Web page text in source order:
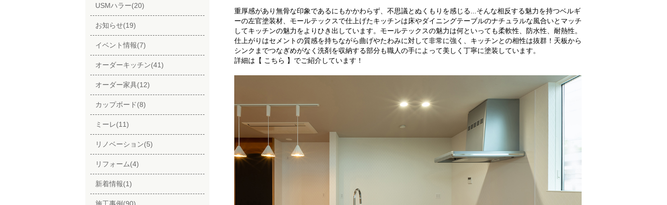
重厚感があり無骨な印象であるにもかかわらず、不思議とぬくもりを感じる...そんな相反する魅力を持つベルギ
ーの左官塗装材、モールテックスで仕上げたキッチンは床やダイニングテーブルのナチュラルな風合いとマッチ
してキッチンの魅力をよりひき出しています。モールテックスの魅力は何といっても柔軟性、防水性、耐熱性。
仕上がりはセメントの質感を持ちながら曲げやたわみに対して非常に強く、キッチンとの相性は抜群！ 天板から
シンクまでつなぎめがなく洗剤を収納する部分も職人の手によって美しく丁寧に塗装しています。
詳細は 【 こちら 】 でご紹介しています！
USMハラー(20)
お知らせ(19)
イベント情報(7)
オーダーキッチン(41)
オーダー家具(12)
カップボード(8)
ミーレ(11)
リノベーション(5)
リフォーム(4)
新着情報(1)